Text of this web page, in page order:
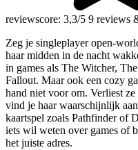
reviewscore: 3,3/5 9 reviews
Zeg je singleplayer open-
haar midden in de nacht
in games als The Witcher,
Fallout. Maar ook een cozy
hand niet voor om. Verliest
vind je haar waarschijnlijk
kaartspel zoals Pathfinder of
iets wil weten over games of
het juiste adres.